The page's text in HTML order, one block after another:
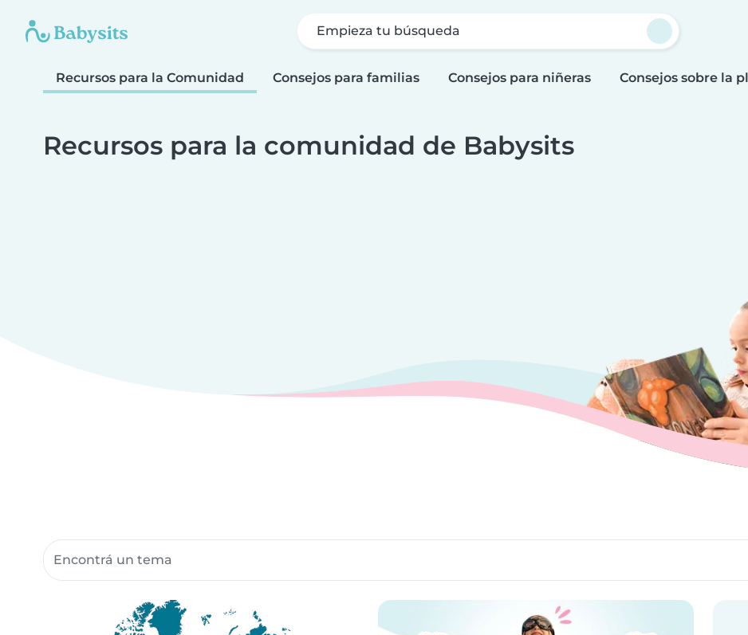
Empieza tu búsqueda
Recursos para la Comunidad Consejos para familias Consejos para niñeras Consejos sobre la
Recursos para la comunidad de Babysits
Buscar recursos para la comunidad